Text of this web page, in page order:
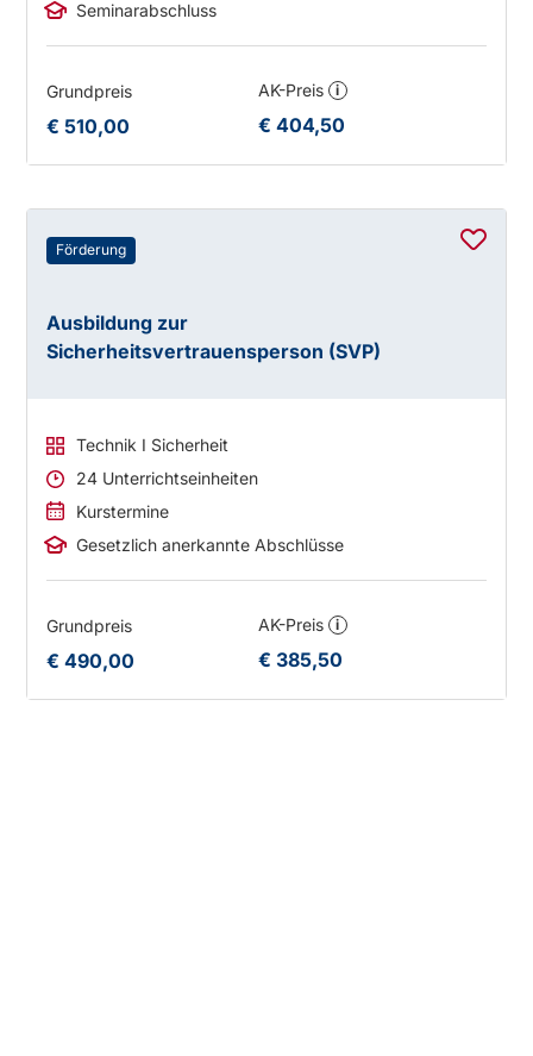
Seminarabschluss
Grundpreis
€ 510,00
AK-Preis i
€ 404,50
Förderung
Ausbildung zur
Sicherheitsvertrauensperson (SVP)
Technik I Sicherheit
24 Unterrichtseinheiten
Kurstermine
Gesetzlich anerkannte Abschlüsse
Grundpreis
€ 490,00
AK-Preis i
€ 385,50